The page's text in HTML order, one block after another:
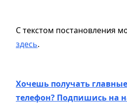
С текстом постановления
здесь.
Хочешь получать
телефон? Подпишись на